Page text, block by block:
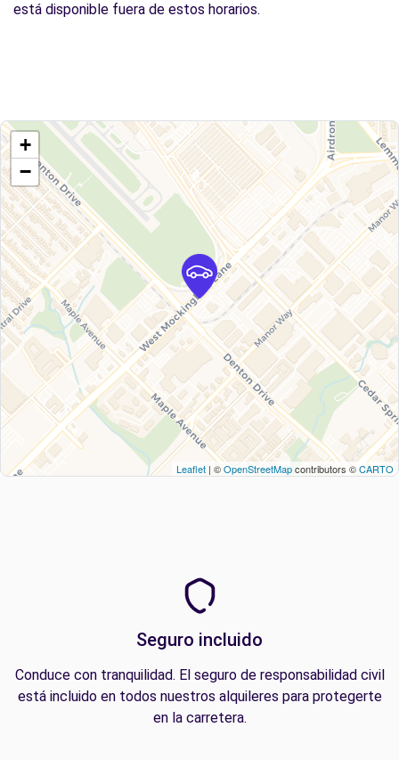
está disponible fuera de estos horarios.
+
−
Leaflet | ©OpenStreetMapcontributors ©CARTO
Seguro incluido
Conduce con tranquilidad. El seguro de responsabilidad civil
está incluido en todos nuestros alquileres para protegerte
en la carretera.